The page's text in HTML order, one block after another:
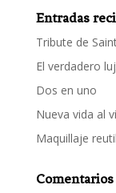
Entradas
Tribute de
El verdadero
Dos en uno
Nueva vida al
Maquillaje